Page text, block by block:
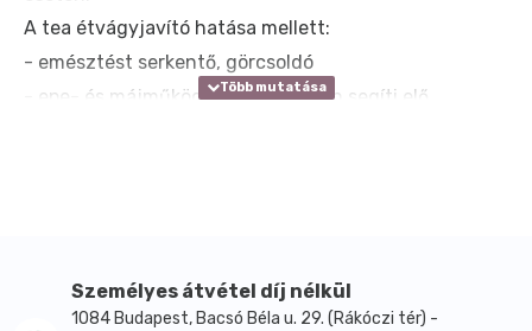
A tea étvágyjavító hatása mellett:
- emésztést serkentő, görcsoldó
- epe- és májműködést hatékonyan segíti elő
prosztatabántalmak ellen is ajánljuk.
Személyes átvétel díj nélkül
1084 Budapest, Bacsó Béla u. 29. (Rákóczi tér) -